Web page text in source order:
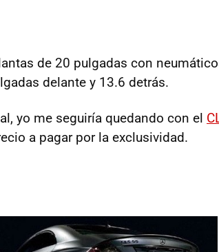
de 20 pulgadas con
delante y 13.6 detrás.
yo me seguiría quedando con el
a pagar por la exclusividad.